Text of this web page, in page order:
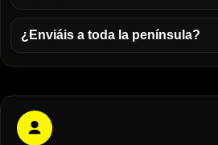
¿Enviáis a toda la península?